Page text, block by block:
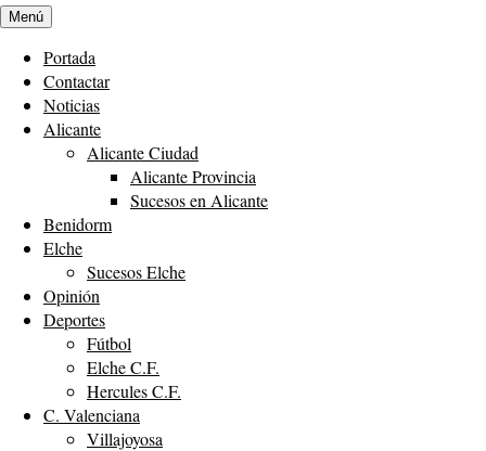
Menú
Portada
Contactar
Noticias
Alicante
Alicante Ciudad
Alicante Provincia
Sucesos en Alicante
Benidorm
Elche
Sucesos Elche
Opinión
Deportes
Fútbol
Elche C.F.
Hercules C.F.
C. Valenciana
Villajoyosa